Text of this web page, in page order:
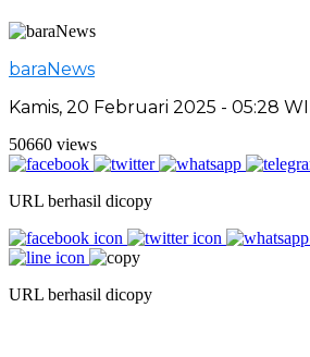
baraNews
Kamis, 20 Februari 2025 - 05:28
50660 views
URL berhasil dicopy
URL berhasil dicopy